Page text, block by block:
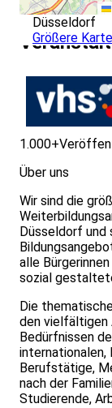
Düsseldorf
Größere
1.000+
Über uns
Wir sind die
Düsseldorf
alle
sozial
Die
den vielfältigen
Bedürfnissen
Berufstätige,
nach der
Studierende,